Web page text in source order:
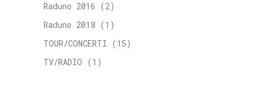
Raduno 2016 (2)
Raduno 2018 (1)
TOUR/CONCERTI (15)
TV/RADIO (1)